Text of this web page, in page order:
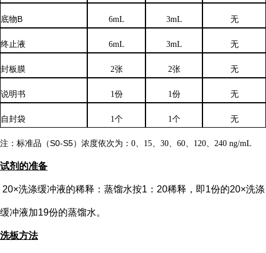
底物B 6mL 3mL 无
终止液 6mL 3mL 无
封板膜 2张 2张 无
说明书 1份 1份 无
自封袋 1个 1个 无
注：标准品（S0-S5）浓度依次为： 0、15、30、60、120、240 ng/mL
试剂的准备
20×洗涤缓冲液的稀释：蒸馏水按1：20稀释，即1份的20×洗涤
缓冲液加19份的蒸馏水。
洗板方法